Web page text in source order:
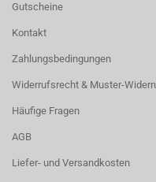
Gutscheine
Kontakt
Zahlungsbedingungen
Widerrufsrecht & Muster-
Häufige Fragen
AGB
Liefer- und Versandkosten